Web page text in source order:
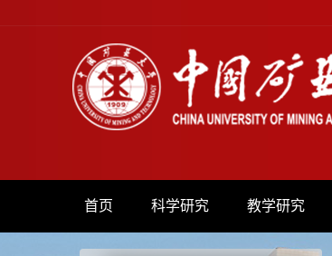
首页 科学研究 教学研究